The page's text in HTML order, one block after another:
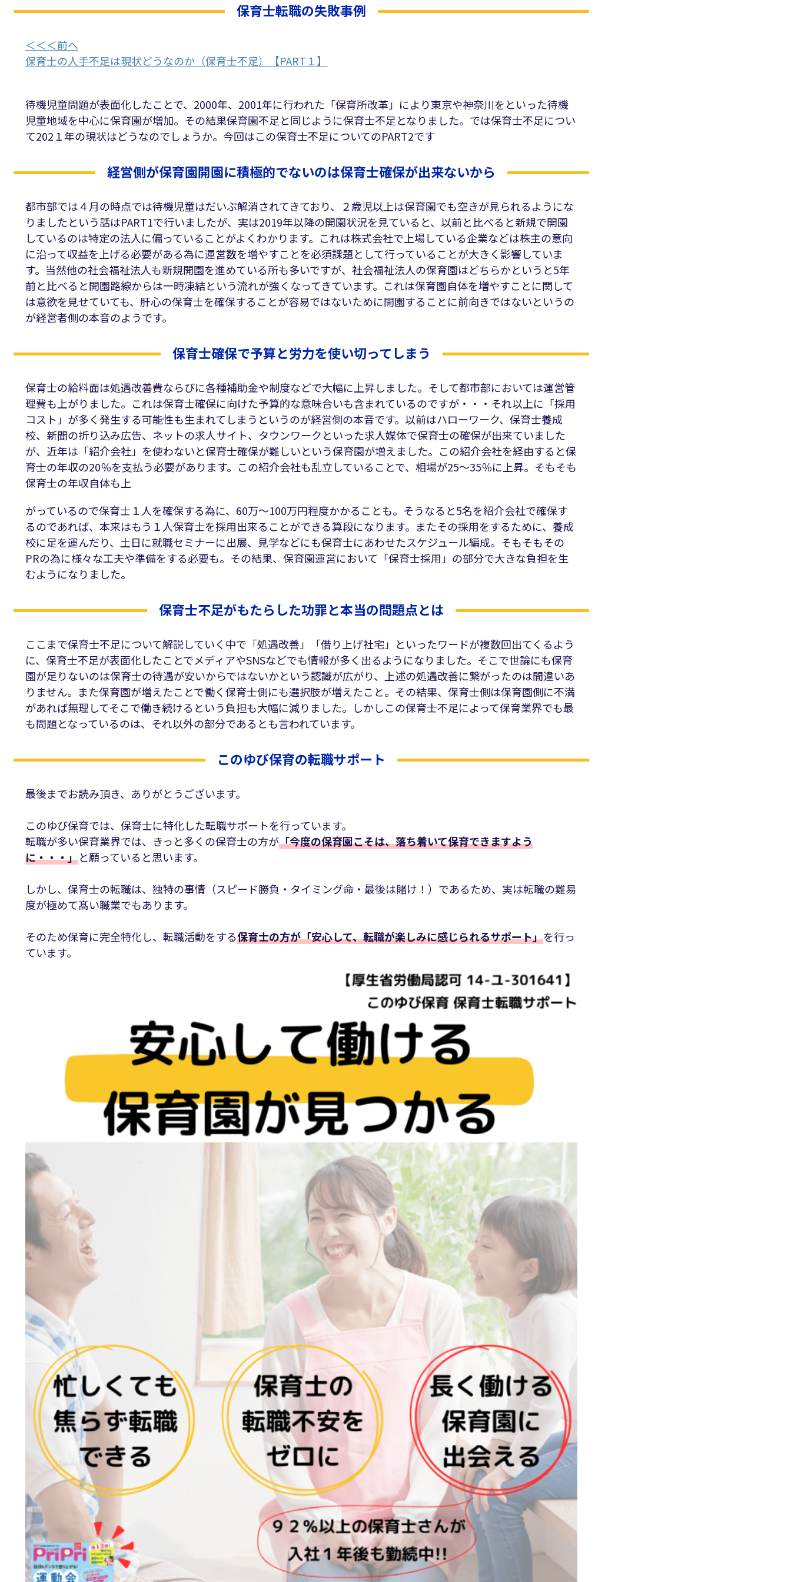
保育士転職の失敗事例
＜＜＜前へ
保育士の人手不足は現状どうなのか（保育士不足）【PART１】
待機児童問題が表面化したことで、2000年、2001年に行われた「保育所改革」により東京や神奈川をといった待機
児童地域を中心に保育園が増加。その結果保育園不足と同じように保育士不足となりました。では保育士不足につい
て202１年の現状はどうなのでしょうか。今回はこの保育士不足についてのPART2です
経営側が保育園開園に積極的でないのは保育士確保が出来ないから
都市部では４月の時点では待機児童はだいぶ解消されてきており、２歳児以上は保育園でも空きが見られるようにな
りましたという話はPART1で行いましたが、実は2019年以降の開園状況を見ていると、以前と比べると新規で開園
しているのは特定の法人に偏っていることがよくわかります。これは株式会社で上場している企業などは株主の意向
に沿って収益を上げる必要がある為に運営数を増やすことを必須課題として行っていることが大きく影響していま
す。当然他の社会福祉法人も新規開園を進めている所も多いですが、社会福祉法人の保育園はどちらかというと5年
前と比べると開園路線からは一時凍結という流れが強くなってきています。これは保育園自体を増やすことに関して
は意欲を見せていても、肝心の保育士を確保することが容易ではないために開園することに前向きではないというの
が経営者側の本音のようです。
保育士確保で予算と労力を使い切ってしまう
保育士の給料面は処遇改善費ならびに各種補助金や制度などで大幅に上昇しました。そして都市部においては運営管
理費も上がりました。これは保育士確保に向けた予算的な意味合いも含まれているのですが・・・それ以上に「採用
コスト」が多く発生する可能性も生まれてしまうというのが経営側の本音です。以前はハローワーク、保育士養成
校、新聞の折り込み広告、ネットの求人サイト、タウンワークといった求人媒体で保育士の確保が出来ていました
が、近年は「紹介会社」を使わないと保育士確保が難しいという保育園が増えました。この紹介会社を経由すると保
育士の年収の20％を支払う必要があります。この紹介会社も乱立していることで、相場が25～35％に上昇。そもそも
保育士の年収自体も上
がっているので保育士１人を確保する為に、60万～100万円程度かかることも。そうなると5名を紹介会社で確保す
るのであれば、本来はもう１人保育士を採用出来ることができる算段になります。またその採用をするために、養成
校に足を運んだり、土日に就職セミナーに出展、見学などにも保育士にあわせたスケジュール編成。そもそもその
PRの為に様々な工夫や準備をする必要も。その結果、保育園運営において「保育士採用」の部分で大きな負担を生
むようになりました。
保育士不足がもたらした功罪と本当の問題点とは
ここまで保育士不足について解説していく中で「処遇改善」「借り上げ社宅」といったワードが複数回出てくるよう
に、保育士不足が表面化したことでメディアやSNSなどでも情報が多く出るようになりました。そこで世論にも保育
園が足りないのは保育士の待遇が安いからではないかという認識が広がり、上述の処遇改善に繋がったのは間違いあ
りません。また保育園が増えたことで働く保育士側にも選択肢が増えたこと。その結果、保育士側は保育園側に不満
があれば無理してそこで働き続けるという負担も大幅に減りました。しかしこの保育士不足によって保育業界でも最
も問題となっているのは、それ以外の部分であるとも言われています。
このゆび保育の転職サポート
最後までお読み頂き、ありがとうございます。
このゆび保育では、保育士に特化した転職サポートを行っています。
転職が多い保育業界では、きっと多くの保育士の方が「今度の保育園こそは、落ち着いて保育できますよう
に・・・」と願っていると思います。
しかし、保育士の転職は、独特の事情（スピード勝負・タイミング命・最後は賭け！）であるため、実は転職の難易
度が極めて髙い職業でもあります。
そのため保育に完全特化し、転職活動をする保育士の方が「安心して、転職が楽しみに感じられるサポート」を行っ
ています。